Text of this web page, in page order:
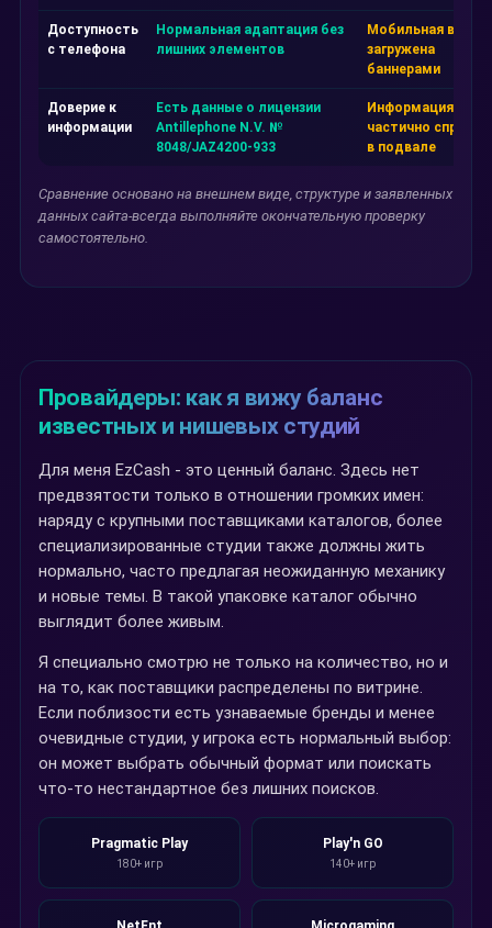
Доступность
с телефона
Нормальная адаптация без
лишних элементов
Мобильная версия
загружена
баннерами
Доверие к
информации
Есть данные о лицензии
Antillephone N.V. №
8048/JAZ4200-933
Информация
частично
в подвале
Сравнение основано на внешнем виде, структуре и заявленных
данных сайта-всегда выполняйте окончательную проверку
самостоятельно.
Провайдеры: как я вижу баланс
известных и нишевых студий
Для меня EzCash - это ценный баланс. Здесь нет
предвзятости только в отношении громких имен:
наряду с крупными поставщиками каталогов, более
специализированные студии также должны жить
нормально, часто предлагая неожиданную механику
и новые темы. В такой упаковке каталог обычно
выглядит более живым.
Я специально смотрю не только на количество, но и
на то, как поставщики распределены по витрине.
Если поблизости есть узнаваемые бренды и менее
очевидные студии, у игрока есть нормальный выбор:
он может выбрать обычный формат или поискать
что-то нестандартное без лишних поисков.
Pragmatic Play
180+ игр
Play'n GO
140+ игр